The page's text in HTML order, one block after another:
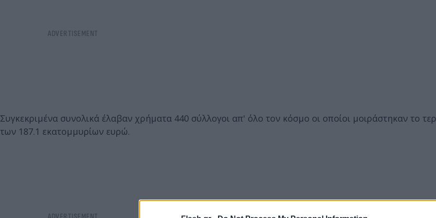
Συγκεκριμένα συνολικά έλαβαν χρήματα 440 σύλλογοι απ' όλο τον κόσμο οι οποίοι μοιράστηκαν το
των 187.1 εκατομμυρίων ευρώ.